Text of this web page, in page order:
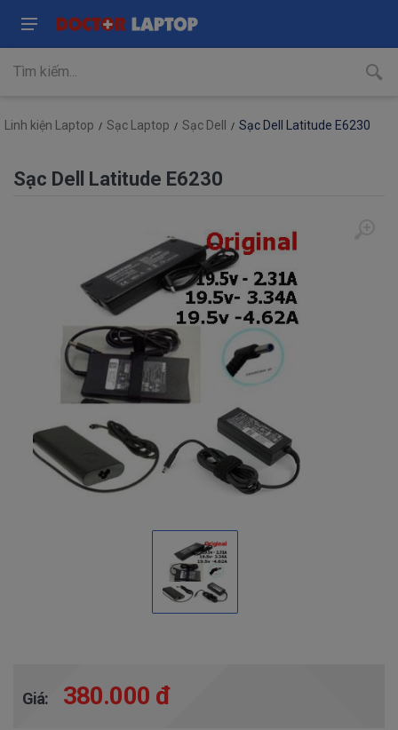
Linh kiện Laptop Sạc Laptop Sạc Dell Sạc Dell Latitude E6230
Sạc Dell Latitude E6230
Giá: 380.000 đ